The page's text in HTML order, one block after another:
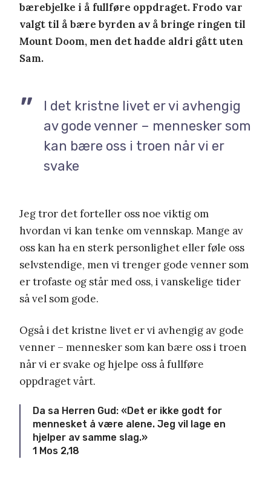
bærebjelke i å fullføre oppdraget. Frodo var
valgt til å bære byrden av å bringe ringen til
Mount Doom, men det hadde aldri gått uten
Sam.
I det kristne livet er vi avhengig
av gode venner – mennesker som
kan bære oss i troen når vi er
svake
Jeg tror det forteller oss noe viktig om
hvordan vi kan tenke om vennskap. Mange av
oss kan ha en sterk personlighet eller føle oss
selvstendige, men vi trenger gode venner som
er trofaste og står med oss, i vanskelige tider
så vel som gode.
Også i det kristne livet er vi avhengig av gode
venner – mennesker som kan bære oss i troen
når vi er svake og hjelpe oss å fullføre
oppdraget vårt.
Da sa Herren Gud: «Det er ikke godt for
mennesket å være alene. Jeg vil lage en
hjelper av samme slag.»
1 Mos 2,18